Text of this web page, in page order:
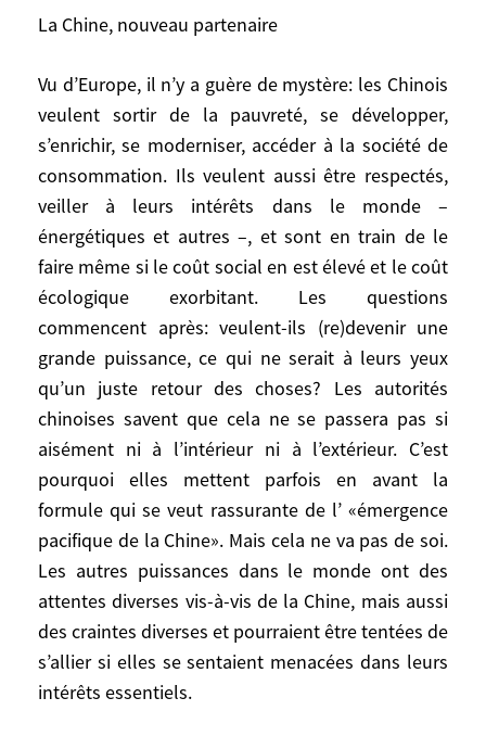
La Chine, nouveau partenaire
Vu d’Europe, il n’y a guère de mystère: les Chinois
veulent sortir de la pauvreté, se développer,
s’enrichir, se moderniser, accéder à la société de
consommation. Ils veulent aussi être respectés,
veiller à leurs intérêts dans le monde –
énergétiques et autres –, et sont en train de le
faire même si le coût social en est élevé et le coût
écologique exorbitant. Les questions
commencent après: veulent-ils (re)devenir une
grande puissance, ce qui ne serait à leurs yeux
qu’un juste retour des choses? Les autorités
chinoises savent que cela ne se passera pas si
aisément ni à l’intérieur ni à l’extérieur. C’est
pourquoi elles mettent parfois en avant la
formule qui se veut rassurante de l’ «émergence
pacifique de la Chine». Mais cela ne va pas de soi.
Les autres puissances dans le monde ont des
attentes diverses vis-à-vis de la Chine, mais aussi
des craintes diverses et pourraient être tentées de
s’allier si elles se sentaient menacées dans leurs
intérêts essentiels.
disparu. Les valeurs jugées «universelles»
par les Occidentaux ne sont pas encore
L’Histoire et les rapports de force se
poursuivent. L’un des principaux enjeux en
est, du point de vue chinois comme du
point de vue du reste du monde, l’insertion
dans le monde globalisé d’une Chine qui a
connu, sous l’impulsion de Deng Xiaoping,
puis de Jiang Zemin, et de Hu Jintao, le
formidable développement que l’on sait,
résultat d’une libération des énergies et
d’une stratégie d’hypercroissance, et qui
dispose en outre, à l’extérieur, d’une
diaspora nombreuse et active. À quel point
ce monde «global» sera-t-il modifié par ce
l’évolution de la relation entre l’Islam et
l’Occident, l’une des plus formidables
questions de notre temps.
La Chine, nouveau partenaire
Vu d’Europe, il n’y a guère de mystère: les
Chinois veulent sortir de la pauvreté, se